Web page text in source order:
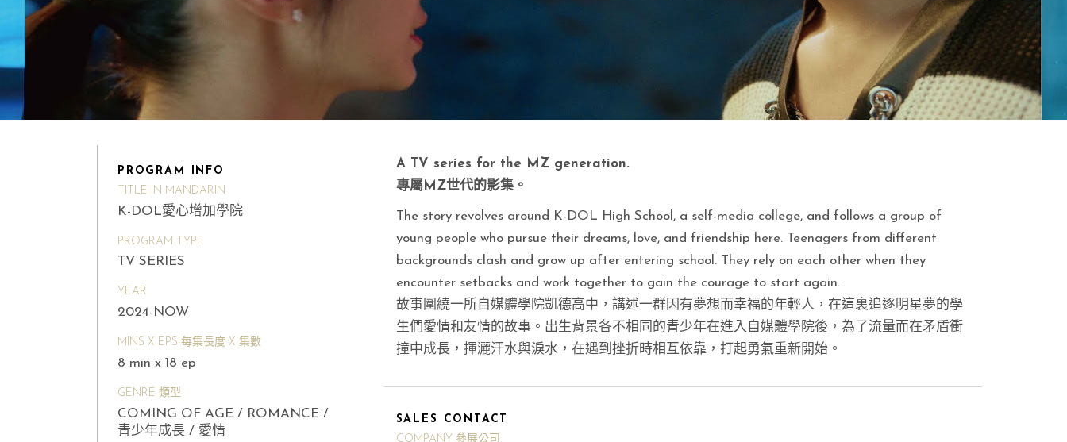
PROGRAM INFO
TITLE IN MANDARIN
K-DOL愛心增加學院
PROGRAM TYPE
TV SERIES
YEAR
2024-NOW
MINS X EPS 每集長度 X 集數
8 min x 18 ep
GENRE 類型
COMING OF AGE / ROMANCE /
青少年成長 / 愛情
A TV series for the MZ generation.
專屬MZ世代的影集。
The story revolves around K-DOL High School, a self-media college, and follows a group of
young people who pursue their dreams, love, and friendship here. Teenagers from different
backgrounds clash and grow up after entering school. They rely on each other when they
encounter setbacks and work together to gain the courage to start again.
故事圍繞一所自媒體學院凱德高中，講述一群因有夢想而幸福的年輕人，在這裏追逐明星夢的學
生們愛情和友情的故事。出生背景各不相同的青少年在進入自媒體學院後，為了流量而在矛盾衝
撞中成長，揮灑汗水與淚水，在遇到挫折時相互依靠，打起勇氣重新開始。
SALES CONTACT
COMPANY 參展公司